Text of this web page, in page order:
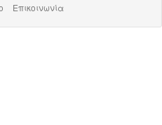
Επικοινωνία